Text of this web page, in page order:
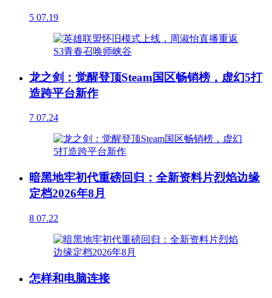
5 07.19
龙之剑：觉醒登顶Steam国区畅销榜，虚幻5打
造跨平台新作
7 07.24
暗黑地牢初代重磅回归：全新资料片烈焰边缘
定档2026年8月
8 07.22
怎样和电脑连接